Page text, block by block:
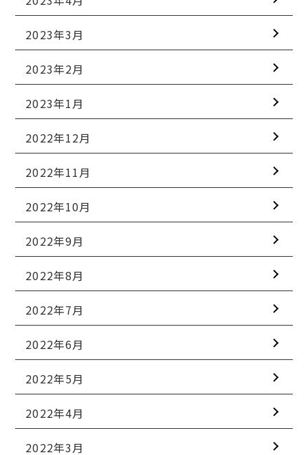
2023年3月
2023年2月
2023年1月
2022年12月
2022年11月
2022年10月
2022年9月
2022年8月
2022年7月
2022年6月
2022年5月
2022年4月
2022年3月